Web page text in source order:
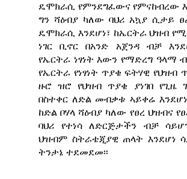
ዴሞክራሲ የምንደግፈውና የምናከብረው
ግን ሻዕብያ ካለው ባህሪ አኳያ ሲታይ
ዴሞክራሲ እንደሆነ፣ ከኤርትራ ህዝብ
ነገር ቢኖር በአንድ አጀንዳ ብቻ
የኤርትራ ነፃነት እውን የማድረግ ዓላማ
የኤርትራ የነፃነት ጥያቄ ፍትሃዊ የህዝብ
ዙሮ ዝሮ የህዝብ ጥያቄ ያነገበ የጊዜ
በስተቀር ለድል መብቃቱ ኣይቀሬ
ከድል ቦሃላ ሻዕብያ ካለው የፀረ ህዝብና
ባህሪ የተነሳ ለድርጅታችን ብቻ
ህዝብም ስትራቴጂያዊ ጠላት እንደሆነ
ትንታኔ ተደመደመ፡፡